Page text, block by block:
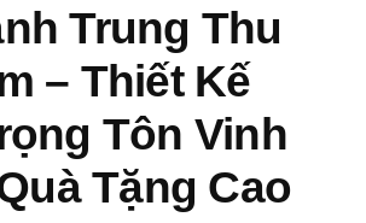
Trung Thu
– Thiết Kế
Tôn Vinh
Tặng Cao